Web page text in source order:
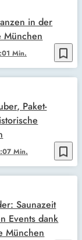
bookmark_border
Min.
in der
München
bookmark_border
Min.
Paket-
Saunazeit
Events dank
München